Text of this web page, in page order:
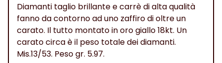
Diamanti taglio brillante e carrè di alta qualità
fanno da contorno ad uno zaffiro di oltre un
carato. Il tutto montato in oro giallo 18kt. Un
carato circa è il peso totale dei diamanti.
Mis.13/53. Peso gr. 5.97.